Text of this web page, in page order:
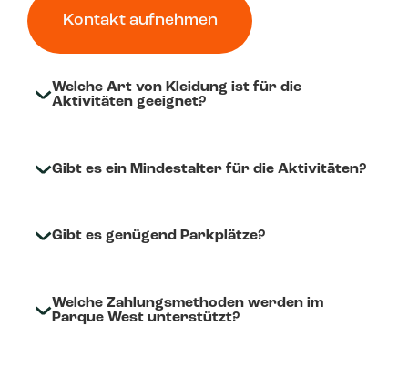
Kontakt aufnehmen
Welche Art von Kleidung ist für die
Aktivitäten geeignet?
Gibt es ein Mindestalter für die Aktivitäten?
Gibt es genügend Parkplätze?
Welche Zahlungsmethoden werden im
Parque West unterstützt?